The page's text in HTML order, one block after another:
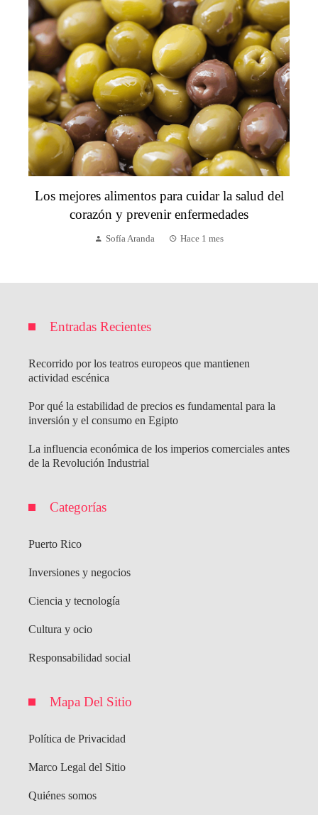
Los mejores alimentos para cuidar la salud del
corazón y prevenir enfermedades
Sofía Aranda Hace 1 mes
Entradas Recientes
Recorrido por los teatros europeos que mantienen
actividad escénica
Por qué la estabilidad de precios es fundamental para la
inversión y el consumo en Egipto
La influencia económica de los imperios comerciales antes
de la Revolución Industrial
Categorías
Puerto Rico
Inversiones y negocios
Ciencia y tecnología
Cultura y ocio
Responsabilidad social
Mapa Del Sitio
Política de Privacidad
Marco Legal del Sitio
Quiénes somos